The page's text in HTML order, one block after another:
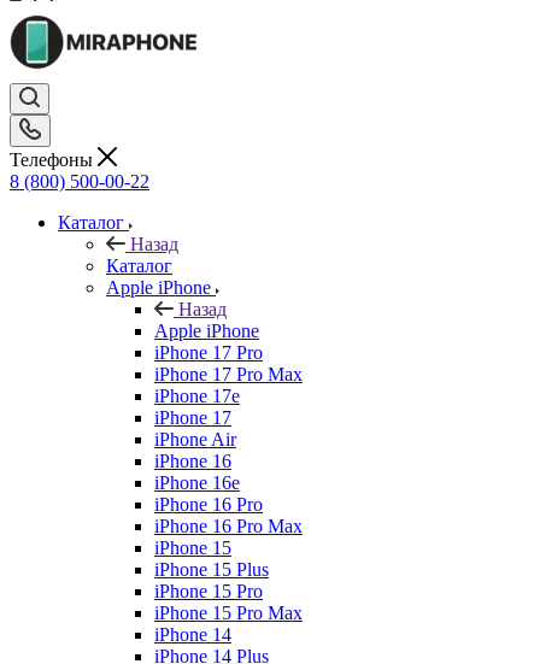
Телефоны
8 (800) 500-00-22
Каталог
Назад
Каталог
Apple iPhone
Назад
Apple iPhone
iPhone 17 Pro
iPhone 17 Pro Max
iPhone 17e
iPhone 17
iPhone Air
iPhone 16
iPhone 16e
iPhone 16 Pro
iPhone 16 Pro Max
iPhone 15
iPhone 15 Plus
iPhone 15 Pro
iPhone 15 Pro Max
iPhone 14
iPhone 14 Plus